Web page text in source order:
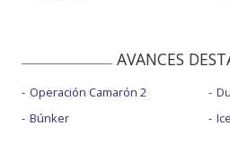
AVANCES
Operación Camarón 2
Búnker